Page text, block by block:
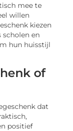
mee te
willen
kiezen
scholen en
hun huisstijl
of
dat
positief